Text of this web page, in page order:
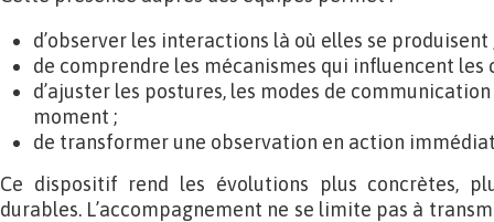
d’observer les interactions là où elles se produisent
de comprendre les mécanismes qui influencent les
d’ajuster les postures, les modes de
moment ;
de transformer une observation en action
Ce dispositif rend les évolutions plus concrètes,
durables. L’accompagnement ne se limite pas à